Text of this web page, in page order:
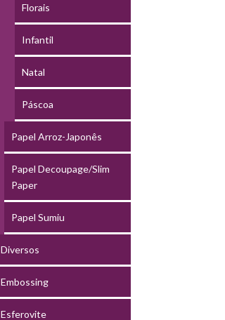
Florais
Infantil
Natal
Páscoa
Papel Arroz-Japonês
Papel Decoupage/Slim
Paper
Papel Sumiu
Diversos
Embossing
Esferovite